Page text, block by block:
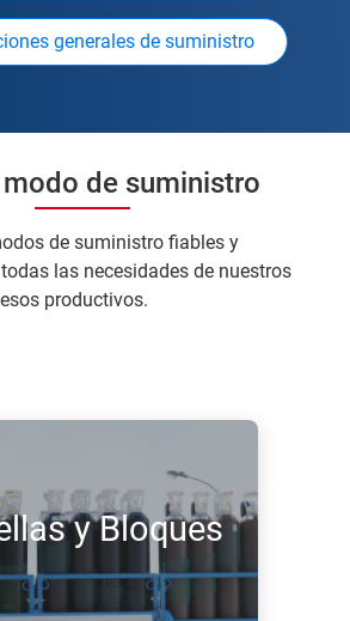
generales de suministro
de suministro
de suministro fiables y
las necesidades de nuestros
productivos.
y Bloques